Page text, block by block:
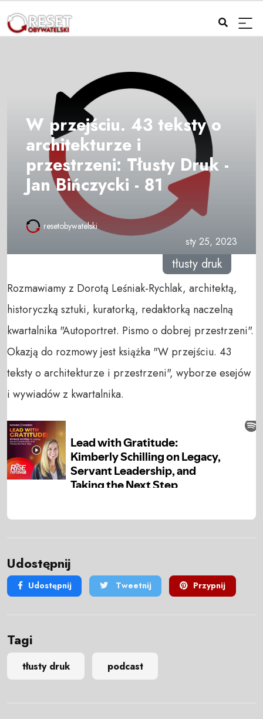
W przejściu. 43 teksty o
architekturze i
przestrzeni: Tłusty Druk -
Jan Bińczycki - 81
resetobywatelski
sty 25, 2023
tłusty druk
Rozmawiamy z Dorotą Leśniak-Rychlak, architektą,
historyczką sztuki, kuratorką, redaktorką naczelną
kwartalnika "Autoportret. Pismo o dobrej przestrzeni".
Okazją do rozmowy jest książka "W przejściu. 43
teksty o architekturze i przestrzeni", wyborze esejów
i wywiadów z kwartalnika.
Udostępnij
Udostępnij Tweetnij Przypnij
Tagi
tłusty druk podcast